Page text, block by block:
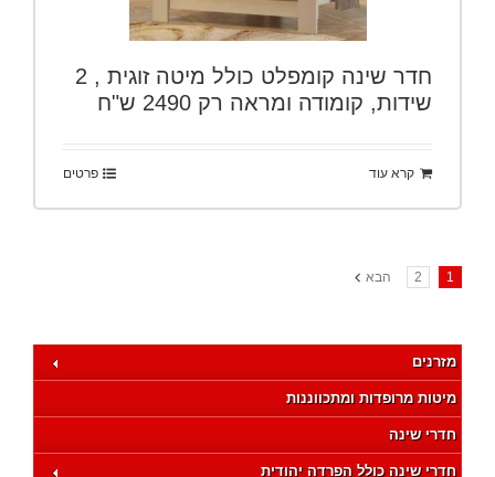
חדר שינה קומפלט כולל מיטה זוגית , 2
שידות, קומודה ומראה רק 2490 ש"ח
קרא עוד פרטים
1
2 הבא
מזרנים
מיטות מרופדות ומתכווננות
חדרי שינה
חדרי שינה כולל הפרדה יהודית